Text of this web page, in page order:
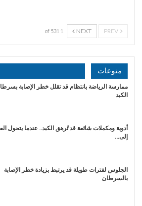
NEXT
1 of 531
منوعات
ممارسة الرياضة بانتظام قد تقلل خطر الإصابة
الكبد
أدوية ومكملات شائعة قد تُرهق الكبد.. عندما يتحول
إلى…
الجلوس لفترات طويلة قد يرتبط بزيادة خطر الإصابة
بالسرطان